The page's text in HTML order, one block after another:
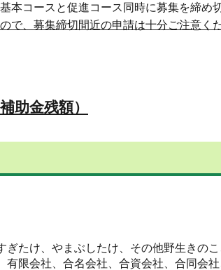
コースと促進コース同時に募集を締め
で、募集締切間近の申請は十分ご注意くだ
金残額）
たけ、やまぶしたけ、その他野生きの
限会社、合名会社、合資会社、合同会